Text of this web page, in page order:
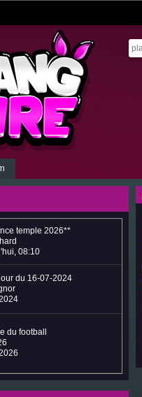
temple 2026**
08:10
du 16-07-2024
du football